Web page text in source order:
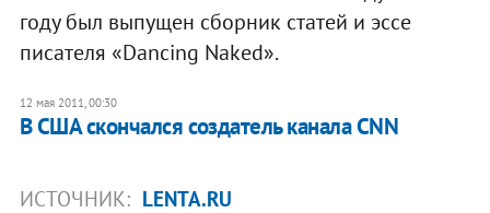
году был выпущен сборник статей и эссе
писателя «Dancing Naked».
12 мая 2011, 00:30
В США скончался создатель канала CNN
ИСТОЧНИК: LENTA.RU